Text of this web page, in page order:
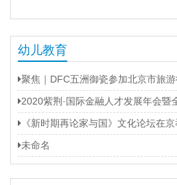
幼儿教育
聚焦｜DFC五洲御瓷参加北京市旅游
2020紫荆·国际金融人才发展年会暨
《新时期再论家与国》文化论坛在京举办
未命名